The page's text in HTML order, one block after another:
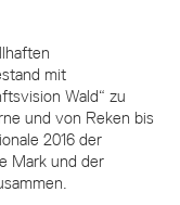
mit
Wald“ zu
und von Reken bis
2016 der
Mark und der